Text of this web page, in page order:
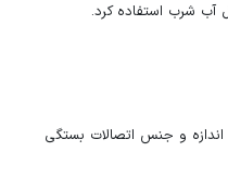
آب شرب استفاده کرد.
و جنس اتصالات بستگی